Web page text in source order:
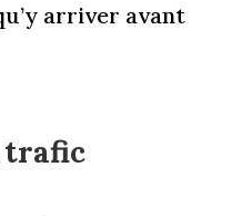
arriver avant
trafic